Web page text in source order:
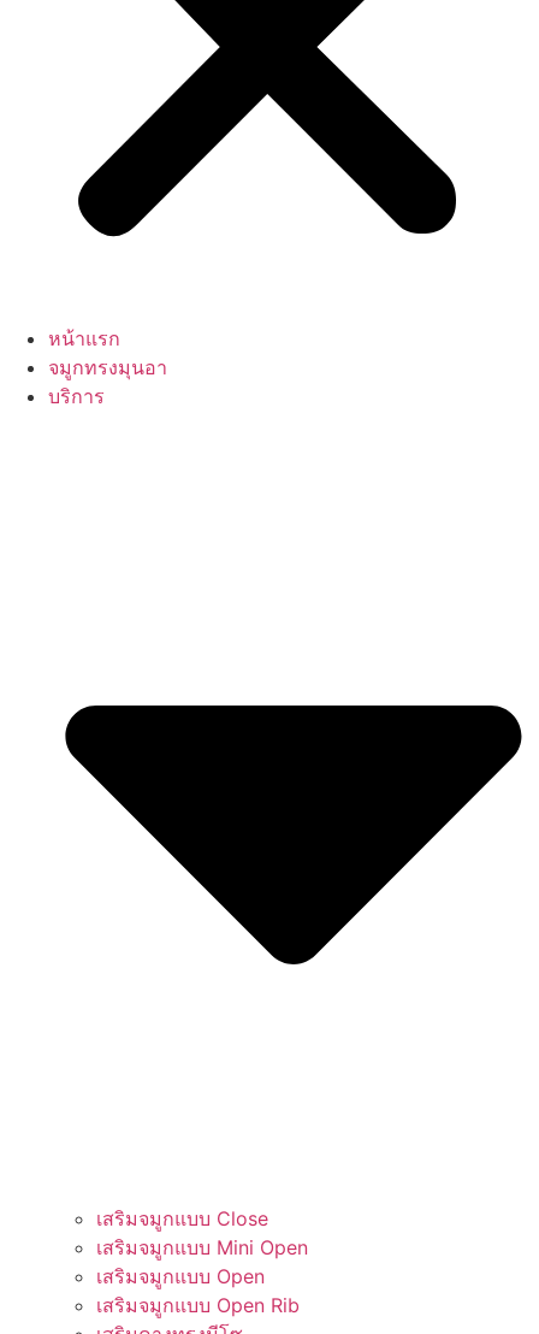
หน้าแรก
จมูกทรงมุนอา
บริการ
เสริมจมูกแบบ Close
เสริมจมูกแบบ Mini Open
เสริมจมูกแบบ Open
เสริมจมูกแบบ Open Rib